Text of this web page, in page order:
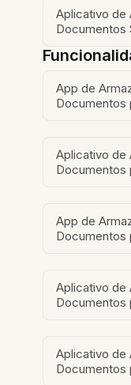
Aplicativo de
Documentos
App de
Documentos
Aplicativo de
Documentos
App de
Documentos
Aplicativo de
Documentos
Aplicativo de
Documentos